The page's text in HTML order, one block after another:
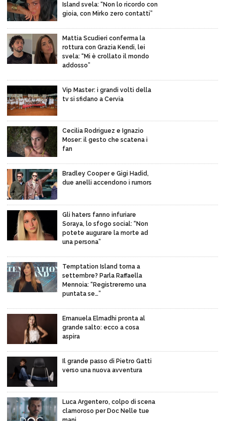
Island svela: “Non lo ricordo con
gioia, con Mirko zero contatti”
Mattia Scudieri conferma la
rottura con Grazia Kendi, lei
svela: “Mi è crollato il mondo
addosso”
Vip Master: i grandi volti della
tv si sfidano a Cervia
Cecilia Rodriguez e Ignazio
Moser: il gesto che scatena i
fan
Bradley Cooper e Gigi Hadid,
due anelli accendono i rumors
Gli haters fanno infuriare
Soraya, lo sfogo social: “Non
potete augurare la morte ad
una persona”
Temptation Island torna a
settembre? Parla Raffaella
Mennoia: “Registreremo una
puntata se…”
Emanuela Elmadhi pronta al
grande salto: ecco a cosa
aspira
Il grande passo di Pietro Gatti
verso una nuova avventura
Luca Argentero, colpo di scena
clamoroso per Doc Nelle tue